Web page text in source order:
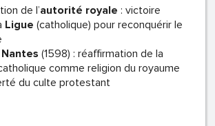
de l’autorité royale : victoire
Ligue (catholique) pour reconquérir le
(1598) : réaffirmation de la
comme religion du royaume
du culte protestant